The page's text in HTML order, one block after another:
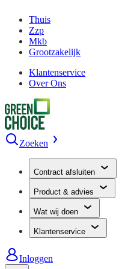
Thuis
Zzp
Mkb
Grootzakelijk
Klantenservice
Over Ons
Zoeken
Contract afsluiten
Product & advies
Wat wij doen
Klantenservice
Inloggen